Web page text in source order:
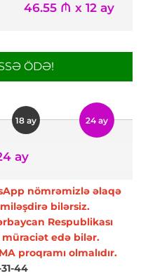
46.55 ₼ x 12 ay
ÖDƏ!
18 ay 24 ay
ay
nömrəmizlə əlaqə
bilərsiz.
Respublikası
müraciət edə bilər.
proqramı olmalıdır.
44